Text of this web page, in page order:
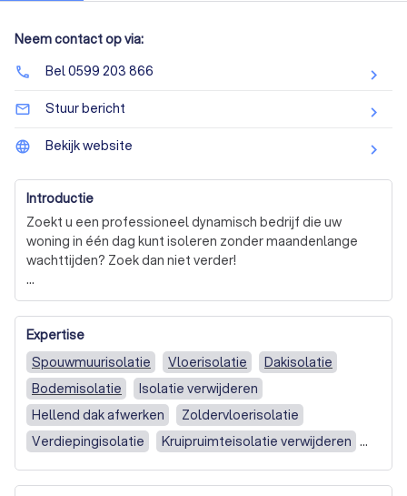
Neem contact op via:
phone Bel 0599 203 866
mail_outline Stuur bericht
language Bekijk website
Introductie
Zoekt u een professioneel dynamisch bedrijf die uw
woning in één dag kunt isoleren zonder maandenlange
wachttijden? Zoek dan niet verder!
Gespecialiseerd in het na-isoleren van spouwmuren,
kruipruimtes en daken. Ook kunnen wij het oude materiaal
Expertise
Spouwmuurisolatie
Vloerisolatie
Dakisolatie
Bodemisolatie
Isolatie verwijderen
Hellend dak afwerken
Zoldervloerisolatie
Verdiepingisolatie
Kruipruimteisolatie verwijderen
Isolatie herstellen
Gevelreiniging